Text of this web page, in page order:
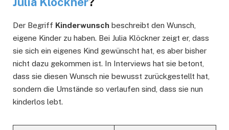
Der Begriff Kinderwunsch beschreibt den Wunsch,
eigene Kinder zu haben. Bei Julia Klöckner zeigt er, dass
sie sich ein eigenes Kind gewünscht hat, es aber bisher
nicht dazu gekommen ist. In Interviews hat sie betont,
dass sie diesen Wunsch nie bewusst zurückgestellt hat,
sondern die Umstände so verlaufen sind, dass sie nun
kinderlos lebt.